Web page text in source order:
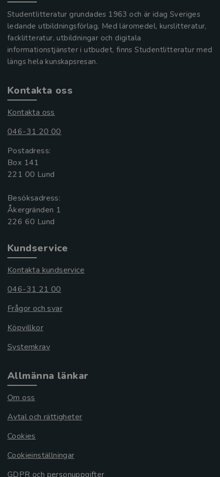
Studentlitteratur grundades 1963 och är idag Sveriges
ledande utbildningsförlag. Med läromedel, kurslitteratur,
facklitteratur, utbildningar och digitala
informationstjänster i utbudet, finns Studentlitteratur med
längs hela kunskapsresan.
Kontakta oss
Kontakta oss
046-31 20 00
Postadress:
Box 141
221 00 Lund
Besöksadress:
Åkergränden 1
Kundservice
Kontakta kundservice
046-31 21 00
Frågor och svar
Köpvillkor
Systemkrav
Allmänna länkar
Om oss
Avtal och rättigheter
Cookies
Cookieinställningar
GDPR och personuppgifter